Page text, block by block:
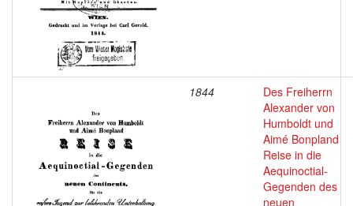
1844
Des Freiherrn
Alexander von
Humboldt und
Aimé Bonpland
Reise in die
Aequinoctial-
Gegenden des
neuen